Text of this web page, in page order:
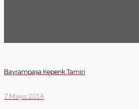
Bayrampaşa Kepenk Tamiri
7 Mayıs 2014